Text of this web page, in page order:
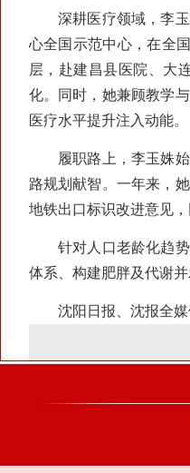
深耕医疗领域，李玉
心全国示范中心，在全
层，赴建昌县医院、大
化。同时，她兼顾教学
医疗水平提升注入动能。
履职路上，李玉姝始
路规划献智。一年来，
地铁出口标识改进意见
针对人口老龄化趋势
体系、构建肥胖及代谢
沈阳日报、沈报全媒